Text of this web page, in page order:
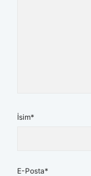
İsim*
E-Posta*